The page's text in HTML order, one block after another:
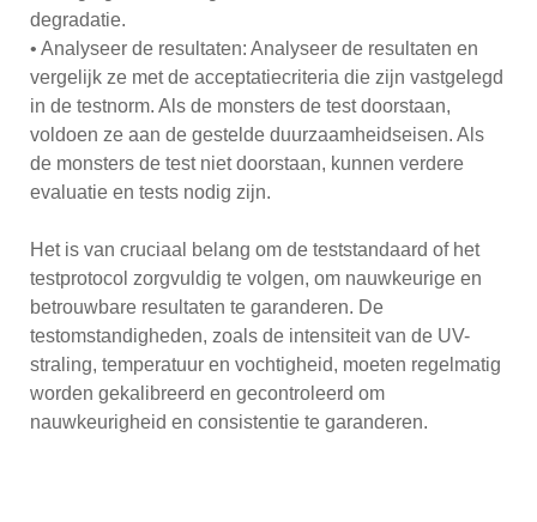
degradatie.
• Analyseer de resultaten: Analyseer de resultaten en
vergelijk ze met de acceptatiecriteria die zijn vastgelegd
in de testnorm. Als de monsters de test doorstaan,
voldoen ze aan de gestelde duurzaamheidseisen. Als
de monsters de test niet doorstaan, kunnen verdere
evaluatie en tests nodig zijn.
Het is van cruciaal belang om de teststandaard of het
testprotocol zorgvuldig te volgen, om nauwkeurige en
betrouwbare resultaten te garanderen. De
testomstandigheden, zoals de intensiteit van de UV-
straling, temperatuur en vochtigheid, moeten regelmatig
worden gekalibreerd en gecontroleerd om
nauwkeurigheid en consistentie te garanderen.